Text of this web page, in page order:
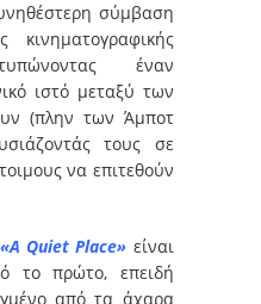
σύμβαση
κινηματογραφικής
έναν
ιστό μεταξύ των
(πλην των Άμποτ
τους σε
να επιτεθούν
«A QuietPlace» είναι
το πρώτο, επειδή
από τα άχαρα